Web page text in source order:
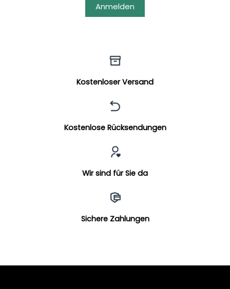
Anmelden
Kostenloser Versand
Kostenlose Rücksendungen
Wir sind für Sie da
Sichere Zahlungen